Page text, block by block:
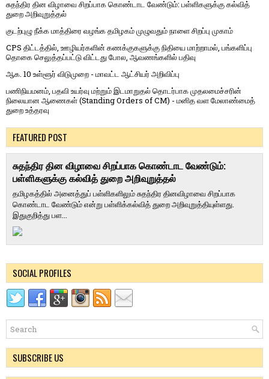
சுதந்திர தின விழாவை சிறப்பாக கொண்டாட வேண்டும்: பள்ளிகளுக்கு கல்வித்
துறை அறிவுறுத்தல்
குடற்புழு நீக்க மாத்திரை வழங்க தமிழகம் முழுவதும் நாளை சிறப்பு முகாம்
CPS திட்டத்தில், ஊழியர்களின் கணக்குகளுக்கு நிதியை மாற்றாமல், பங்களிப்பு
தொகை செலுத்தப்பட்டு விட்டது போல, ஆவணங்களில் பதிவு
ஆக. 10 உள்ளூர் விடுமுறை - மாவட்ட ஆட்சியர் அறிவிப்பு
பணிநியமனம், பதவி உயர்வு மற்றும் இடமாறுதல் தொடர்பாக முதலமைச்சரின்
நிலையான ஆணைகள் (Standing Orders of CM) - மனித வள மேலாண்மைத்
துறை உத்தரவு
FEATURED POST
சுதந்திர தின விழாவை சிறப்பாக கொண்டாட வேண்டும்:
பள்ளிகளுக்கு கல்வித் துறை அறிவுறுத்தல்
தமிழகத்தில் அனைத்துப் பள்ளிகளிலும் சுதந்திர தினவிழாவை சிறப்பாக
கொண்டாட வேண்டும் என்று பள்ளிக்கல்வித் துறை அறிவுறுத்தியுள்ளது.
இதுகுறித்து பள...
SOCIAL PROFILES
SUBSCRIBE US